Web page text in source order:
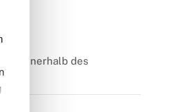
innerhalb des